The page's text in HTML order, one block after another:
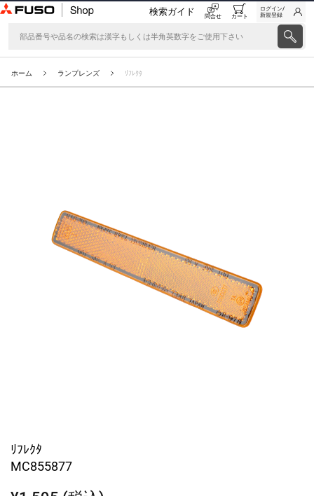
検索ガイド 問合せ カート
ログイン/
新規登録
ホーム ランプレンズ ﾘﾌﾚｸﾀ
ﾘﾌﾚｸﾀ
MC855877